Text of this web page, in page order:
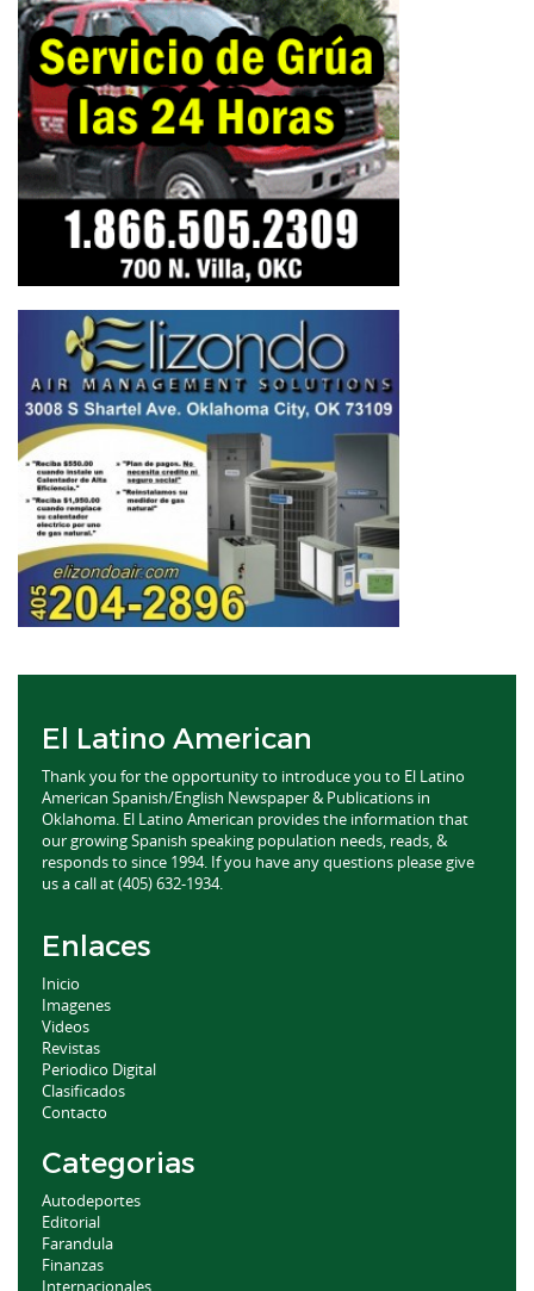
El Latino American
Thank you for the opportunity to introduce you to El Latino
American Spanish/English Newspaper & Publications in
Oklahoma. El Latino American provides the information that
our growing Spanish speaking population needs, reads, &
responds to since 1994. If you have any questions please give
us a call at (405) 632-1934.
Enlaces
Inicio
Imagenes
Videos
Revistas
Periodico Digital
Clasificados
Contacto
Categorias
Autodeportes
Editorial
Farandula
Finanzas
Internacionales